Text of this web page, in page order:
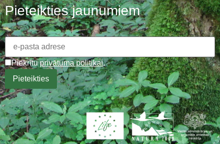
Pieteikties jaunumiem
Piekrītuprivātuma politikai.